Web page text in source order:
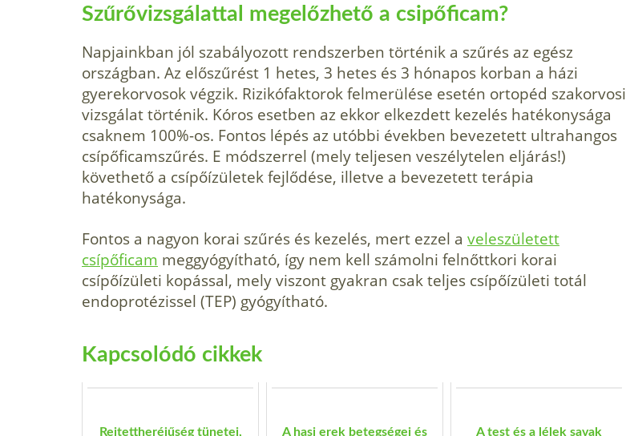
Szűrővizsgálattal megelőzhető a csipőficam?
Napjainkban jól szabályozott rendszerben törté­nik a szűrés az egész
országban. Az előszűrést 1 hetes, 3 hetes és 3 hónapos korban a házi
gyerek­orvosok végzik. Rizikófaktorok felmerülése esetén ortopéd szak­orvosi
vizsgálat történik. Kóros esetben az ekkor elkezdett kezelés hatékonysága
csaknem 100%-os. Fontos lépés az utóbbi években be­vezetett ultrahangos
csípőficam­szűrés. E módszerrel (mely telje­sen veszélytelen eljárás!)
követhe­tő a csípőízületek fejlődése, illetve a bevezetett terápia
hatékonysága.
Fontos a nagyon korai szűrés és kezelés, mert ezzel a veleszületett
csípőficam meg­gyógyítható, így nem kell számolni felnőttkori korai
csípőízületi kopással, mely vi­szont gyakran csak teljes csípőízületi totál
endoprotézissel (TEP) gyógyítható.
Kapcsolódó cikkek
Rejtettheréjűség tünetei, A hasi erek betegségei és A test és a lélek savak